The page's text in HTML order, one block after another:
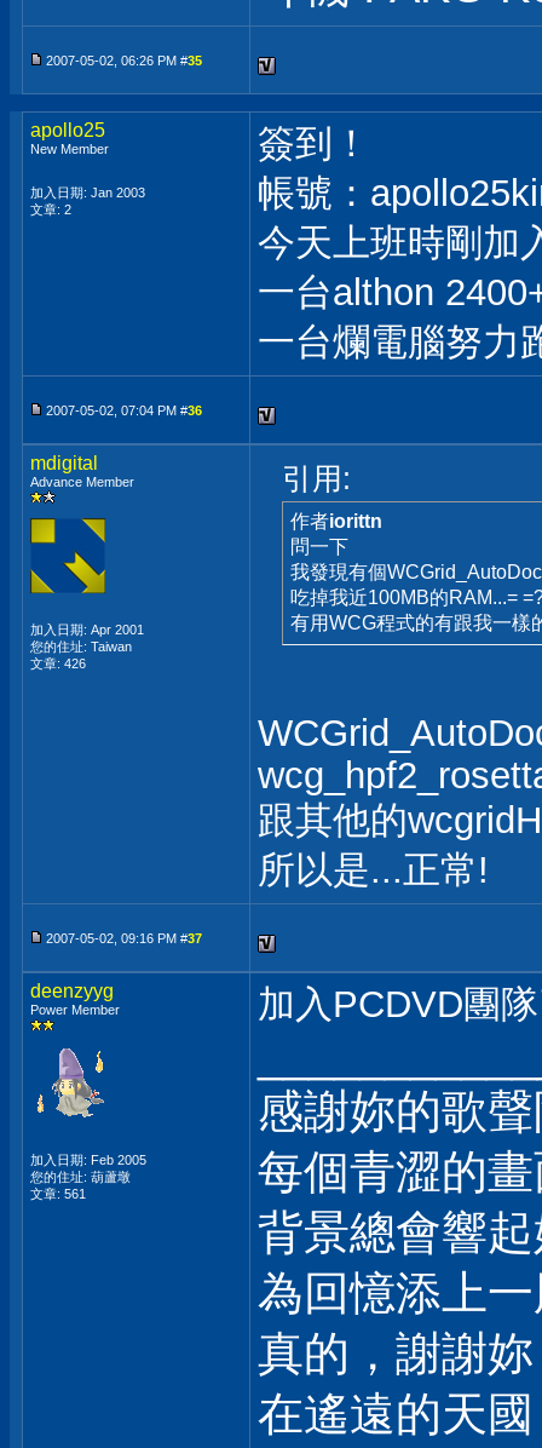
2007-05-02, 06:26 PM #35
apollo25
New Member
加入日期: Jan 2003
文章: 2
簽到！
帳號：
今天上班時剛
一台althon
一台爛電腦努
2007-05-02, 07:04 PM #36
mdigital
Advance Member
加入日期: Apr 2001
您的住址: Taiwan
文章: 426
引用:
作者iorittn
問一下
我發現有個
吃掉我近100MB的RAM...=
有用WCG程式的有跟我一樣
跟其他的
所以是...正常!
2007-05-02, 09:16 PM #37
deenzyyg
Power Member
加入日期: Feb 2005
您的住址: 葫蘆墩
文章: 561
加入PCDVD團
感謝妳的歌
每個青澀的
背景總會響
為回憶添上
真的，謝謝妳
在遙遠的天國